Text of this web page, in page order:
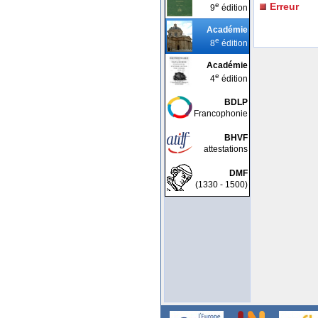
9e édition
Académie
8e édition
Académie
4e édition
BDLP
Francophonie
BHVF
attestations
DMF
(1330 - 1500)
Erreur